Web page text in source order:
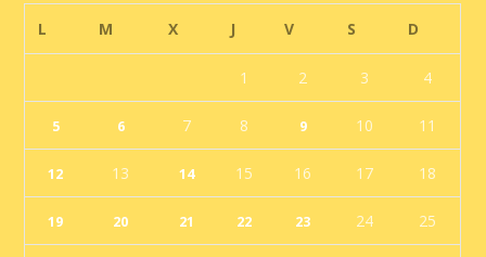
L M X J V S D
1 2 3 4
5 6 7 8 9 10 11
12 13 14 15 16 17 18
19 20 21 22 23 24 25